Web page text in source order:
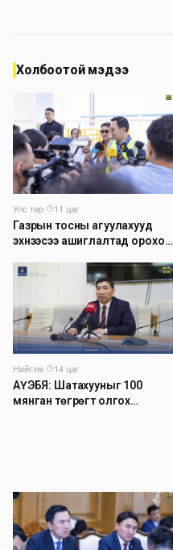
Холбоотой мэдээ
Улс төр·
11 цаг
Газрын тосны агуулахууд
эхнээсээ ашиглалтад ороход
Нийгэм·
14 цаг
АҮЭБЯ: Шатахууныг 100
мянган төгрөгт олгох